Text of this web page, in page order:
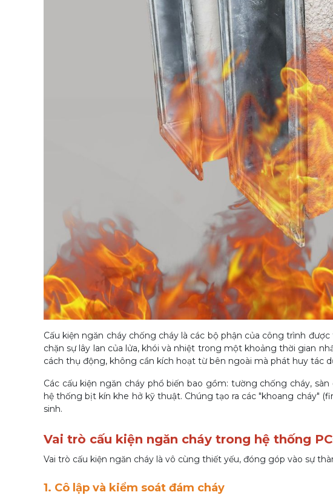
Cấu kiện ngăn cháy chống cháy là các bộ phận của công trình
chặn sự lây lan của lửa, khói và nhiệt trong một khoảng thời gian
cách thụ động, không cần kích hoạt từ bên ngoài mà phát huy tác
Các cấu kiện ngăn cháy phổ biến bao gồm: tường chống cháy,
hệ thống bịt kín khe hở kỹ thuật. Chúng tạo ra các "khoang cháy"
sinh.
Vai trò cấu kiện ngăn cháy trong hệ thống
Vai trò cấu kiện ngăn cháy là vô cùng thiết yếu, đóng góp vào sự
1. Cô lập và kiểm soát đám cháy